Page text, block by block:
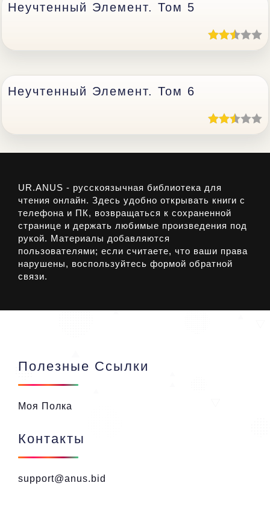
Неучтенный Элемент. Том 5
Неучтенный Элемент. Том 6
UR.ANUS - русскоязычная библиотека для
чтения онлайн. Здесь удобно открывать книги с
телефона и ПК, возвращаться к сохраненной
странице и держать любимые произведения под
рукой. Материалы добавляются
пользователями; если считаете, что ваши права
нарушены, воспользуйтесь формой обратной
связи.
Полезные Ссылки
Моя Полка
Контакты
support@anus.bid